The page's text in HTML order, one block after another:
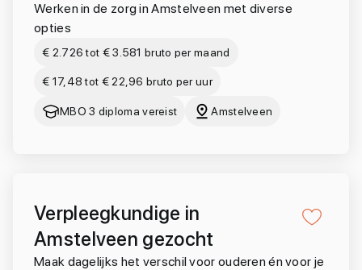
Werken in de zorg in Amstelveen met diverse
opties
€ 2.726 tot € 3.581 bruto per maand
€ 17,48 tot € 22,96 bruto per uur
MBO 3 diploma vereist Amstelveen
Verpleegkundige in
Amstelveen gezocht
Maak dagelijks het verschil voor ouderen én voor je